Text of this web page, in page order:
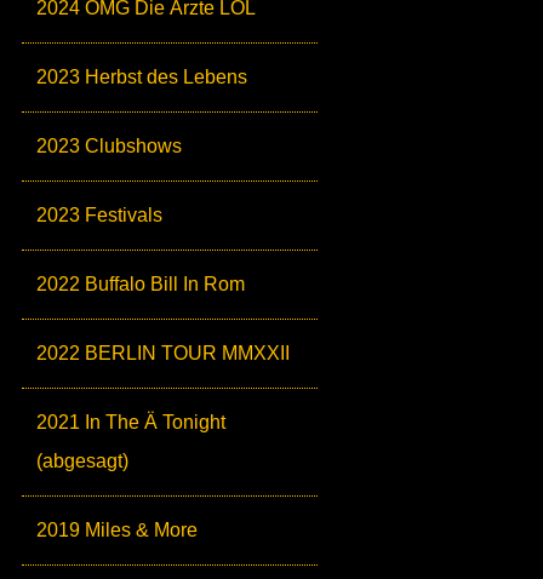
2024 OMG Die Ärzte LOL
2023 Herbst des Lebens
2023 Clubshows
2023 Festivals
2022 Buffalo Bill In Rom
2022 BERLIN TOUR MMXXII
2021 In The Ä Tonight
(abgesagt)
2019 Miles & More